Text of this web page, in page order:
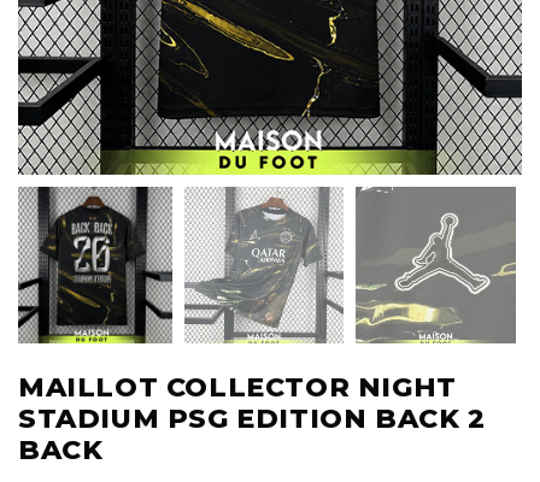
MAILLOT COLLECTOR NIGHT
STADIUM PSG EDITION BACK 2
BACK